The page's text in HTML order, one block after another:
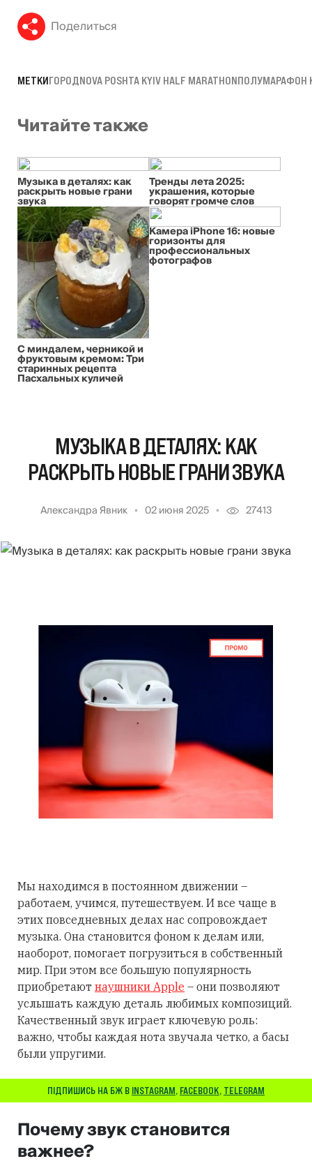
Поделиться
МЕТКИГОРОДNOVA POSHTA KYIV HALF MARATHONПОЛУМАРАФОН
Читайте также
Музыка в деталях: как
раскрыть новые грани
звука
Тренды лета 2025:
украшения, которые
говорят громче слов
С миндалем, черникой и
фруктовым кремом: Три
старинных рецепта
Пасхальных куличей
Камера iPhone 16: новые
горизонты для
профессиональных
фотографов
МУЗЫКА В ДЕТАЛЯХ: КАК
РАСКРЫТЬ НОВЫЕ ГРАНИ ЗВУКА
Александра Явник 02 июня 2025 27413
Мы находимся в постоянном движении –
работаем, учимся, путешествуем. И все чаще в
этих повседневных делах нас сопровождает
музыка. Она становится фоном к делам или,
наоборот, помогает погрузиться в собственный
мир. При этом все большую популярность
приобретают наушники Apple – они позволяют
услышать каждую деталь любимых композиций.
Качественный звук играет ключевую роль:
важно, чтобы каждая нота звучала четко, а басы
были упругими.
ПІДПИШИСЬ НА БЖ В INSTAGRAM, FACEBOOK, TELEGRAM
Почему звук становится
важнее?